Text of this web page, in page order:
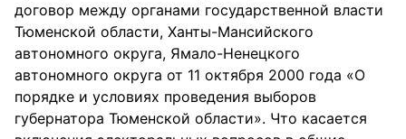
договор между органами государственной власти
Тюменской области, Ханты-Мансийского
автономного округа, Ямало-Ненецкого
автономного округа от 11 октября 2000 года «О
порядке и условиях проведения выборов
губернатора Тюменской области». Что касается